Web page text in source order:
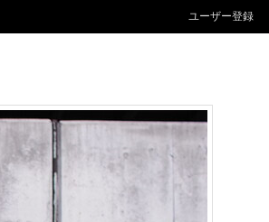
ユーザー登録